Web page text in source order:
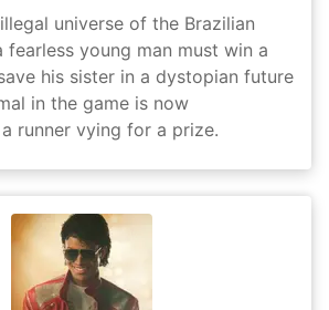
universe of the Brazilian
fearless young man must win a
his sister in a dystopian future
in the game is now
runner vying for a prize.